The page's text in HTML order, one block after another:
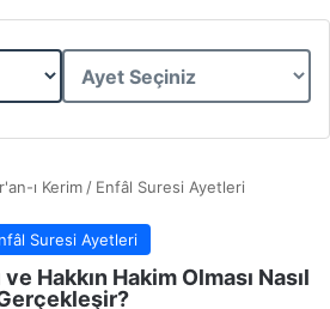
ı Kerim / Enfâl Suresi Ayetleri
Suresi Ayetleri
ve Hakkın Hakim Olması Nasıl